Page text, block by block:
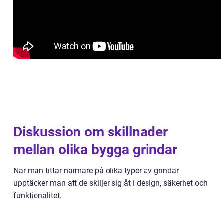
Diskussion om skillnader
mellan olika bygga grindar
När man tittar närmare på olika typer av grindar
upptäcker man att de skiljer sig åt i design, säkerhet och
funktionalitet.